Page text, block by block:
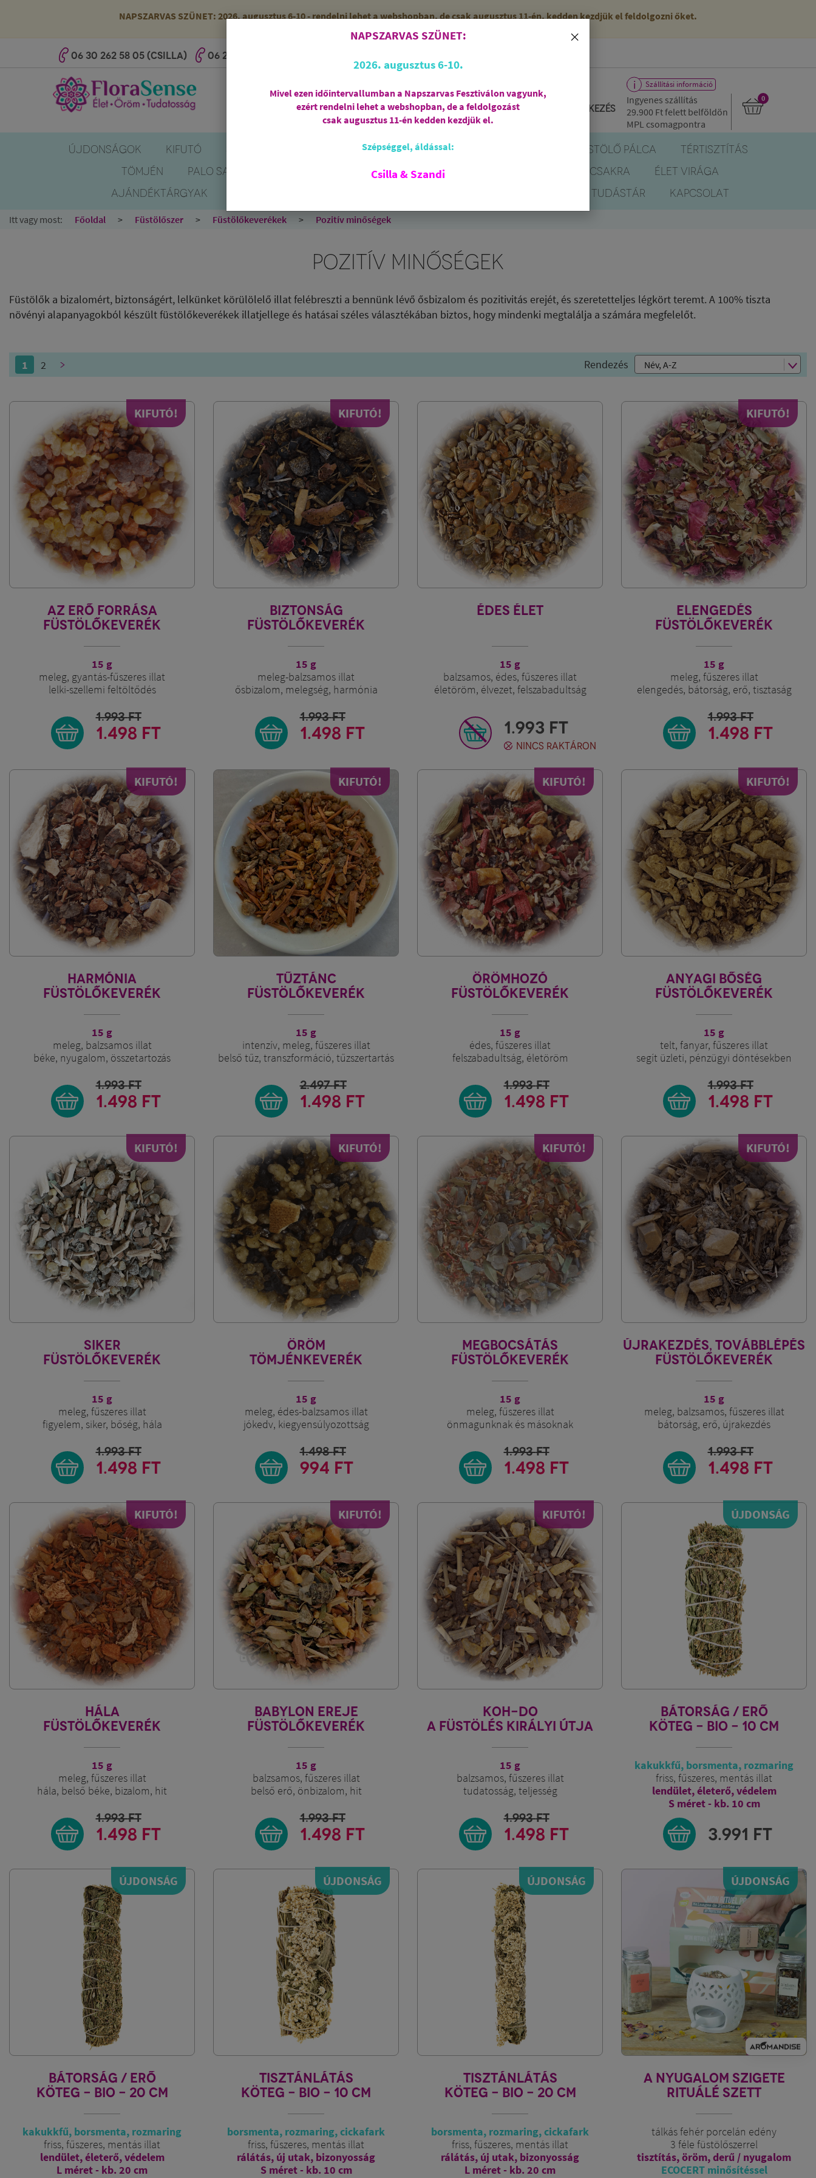
NAPSZARVAS SZÜNET: 2026. augusztus 6-10 - rendelni lehet a webshopban, de csak augusztus 11-én, kedden kezdjük el feldolgozni őket.
06 30 262 58 05 (CSILLA) 06 20 527 25 56 (SZANDI)
Regisztráció Bejelentkezés
Szállítási információ
Ingyenes szállítás
29.900 Ftfelett belföldön
MPL csomagpontra
0
ÚJDONSÁGOK KIFUTÓ AJÁNDÉKCSOMAGOK FÜSTÖLŐ PÁLCA
TÉRTISZTÍTÁS
TÖMJÉN
PALO SANTO SPIRIT OF OM CSAKRA
ÉLET VIRÁGA
AJÁNDÉKTÁRGYAK
TUDÁSTÁR KAPCSOLAT
Itt vagy most: Főoldal Füstölőszer Füstölőkeverékek Pozitív minőségek
POZITÍV MINŐSÉGEK
Füstölők a bizalomért, biztonságért, lelkünket körülölelő illat felébreszti a bennünk lévő ősbizalom és pozitivitás erejét, és szeretetteljes légkört teremt. A 100% tiszta
növényi alapanyagokból készült füstölőkeverékek illatjellege és hatásai széles választékában biztos, hogy mindenki megtalálja a számára megfelelőt.
1 2 > Rendezés
KIFUTÓ!
AZ ERŐ FORRÁSA
FÜSTÖLŐKEVERÉK
15 g
meleg, gyantás-fűszeres illat
lelki-szellemi feltöltődés
1.993FT
1.498 FT
KIFUTÓ!
BIZTONSÁG
FÜSTÖLŐKEVERÉK
15 g
meleg-balzsamos illat
ősbizalom, melegség, harmónia
1.993FT
1.498 FT
ÉDES ÉLET
15 g
balzsamos, édes, fűszeres illat
életöröm, élvezet, felszabadultság
1.993 FT
NINCS RAKTÁRON
KIFUTÓ!
ELENGEDÉS
FÜSTÖLŐKEVERÉK
15 g
meleg, fűszeres illat
elengedés, bátorság, erő, tisztaság
1.993FT
1.498 FT
KIFUTÓ!
HARMÓNIA
FÜSTÖLŐKEVERÉK
15 g
meleg, balzsamos illat
béke, nyugalom, összetartozás
1.993FT
1.498 FT
KIFUTÓ!
TŰZTÁNC
FÜSTÖLŐKEVERÉK
15 g
intenzív, meleg, fűszeres illat
belső tűz, transzformáció, tűzszertartás
2.497FT
1.498 FT
KIFUTÓ!
ÖRÖMHOZÓ
FÜSTÖLŐKEVERÉK
15 g
édes, fűszeres illat
felszabadultság, életöröm
1.993FT
1.498 FT
KIFUTÓ!
ANYAGI BŐSÉG
FÜSTÖLŐKEVERÉK
15 g
telt, fanyar, fűszeres illat
segít üzleti, pénzügyi döntésekben
1.993FT
1.498 FT
KIFUTÓ!
SIKER
FÜSTÖLŐKEVERÉK
15 g
meleg, fűszeres illat
figyelem, siker, bőség, hála
1.993FT
1.498 FT
KIFUTÓ!
ÖRÖM
TÖMJÉNKEVERÉK
15 g
meleg, édes-balzsamos illat
jókedv, kiegyensúlyozottság
1.498FT
994 FT
KIFUTÓ!
MEGBOCSÁTÁS
FÜSTÖLŐKEVERÉK
15 g
meleg, fűszeres illat
önmagunknak és másoknak
1.993FT
1.498 FT
KIFUTÓ!
ÚJRAKEZDÉS, TOVÁBBLÉPÉS
FÜSTÖLŐKEVERÉK
15 g
meleg, balzsamos, fűszeres illat
bátorság, erő, újrakezdés
1.993FT
1.498 FT
KIFUTÓ!
HÁLA
FÜSTÖLŐKEVERÉK
15 g
meleg, fűszeres illat
hála, belső béke, bizalom, hit
1.993FT
1.498 FT
KIFUTÓ!
BABYLON EREJE
FÜSTÖLŐKEVERÉK
15 g
balzsamos, fűszeres illat
belső erő, önbizalom, hit
1.993FT
1.498 FT
KIFUTÓ!
KOH-DO
A FÜSTÖLÉS KIRÁLYI ÚTJA
15 g
balzsamos, fűszeres illat
tudatosság, teljesség
1.993FT
1.498 FT
ÚJDONSÁG
BÁTORSÁG / ERŐ
KÖTEG - BIO - 10 CM
kakukkfű, borsmenta, rozmaring
friss, fűszeres, mentás illat
lendület, életerő, védelem
S méret - kb. 10 cm
3.991 FT
ÚJDONSÁG
BÁTORSÁG / ERŐ
KÖTEG - BIO - 20 CM
kakukkfű, borsmenta, rozmaring
friss, fűszeres, mentás illat
lendület, életerő, védelem
L méret - kb. 20 cm
ÚJDONSÁG
TISZTÁNLÁTÁS
KÖTEG - BIO - 10 CM
borsmenta, rozmaring, cickafark
friss, fűszeres, mentás illat
rálátás, új utak, bizonyosság
S méret - kb. 10 cm
ÚJDONSÁG
TISZTÁNLÁTÁS
KÖTEG - BIO - 20 CM
borsmenta, rozmaring, cickafark
friss, fűszeres, mentás illat
rálátás, új utak, bizonyosság
L méret - kb. 20 cm
ÚJDONSÁG
A NYUGALOM SZIGETE
RITUÁLÉ SZETT
tálkás fehér porcelán edény
3 féle füstölőszerrel
tisztítás, öröm, derű / nyugalom
ECOCERT minősítéssel
×
NAPSZARVAS SZÜNET:
2026. augusztus 6-10.
Mivel ezen időintervallumban a Napszarvas Fesztiválon vagyunk,
ezért rendelni lehet a webshopban, de a feldolgozást
csak augusztus 11-én kedden kezdjük el.
Szépséggel, áldással:
Csilla & Szandi